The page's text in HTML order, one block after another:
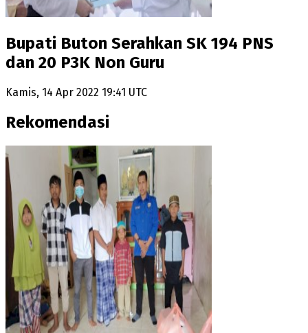
Bupati Buton Serahkan SK 194 PNS
dan 20 P3K Non Guru
Kamis, 14 Apr 2022 19:41 UTC
Rekomendasi